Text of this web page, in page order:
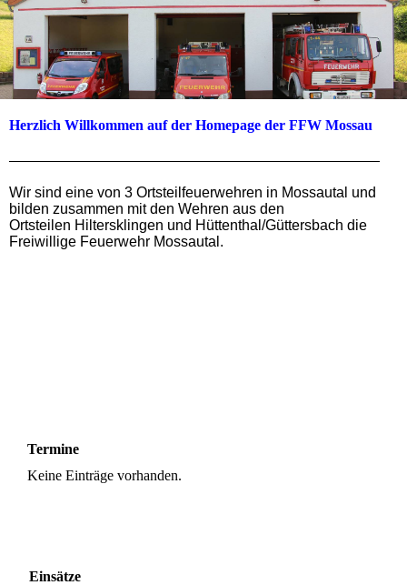
Herzlich Willkommen auf der Homepage der FFW Mossau
Wir sind eine von 3 Ortsteilfeuerwehren in Mossautal und
bilden zusammen mit den Wehren aus den
Ortsteilen Hiltersklingen und Hüttenthal/Güttersbach die
Freiwillige Feuerwehr Mossautal.
Termine
Keine Einträge vorhanden.
Einsätze